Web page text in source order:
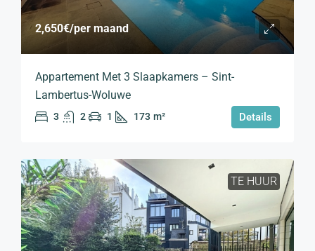
2,650€/per maand
Appartement Met 3 Slaapkamers – Sint-
Lambertus-Woluwe
3 2 1 173 m² Details
TE HUUR